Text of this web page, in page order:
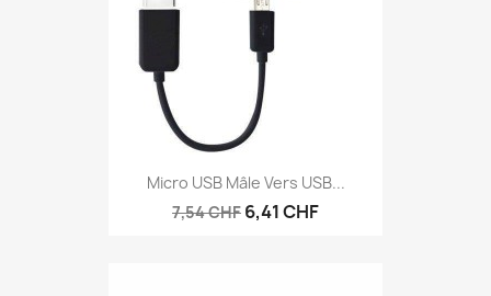
Micro USB Mâle Vers USB...
7,54 CHF 6,41 CHF